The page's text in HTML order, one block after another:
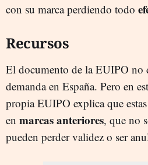
con su marca perdiendo todo
Recursos
El documento de la EUIPO no
demanda en España. Pero en
propia EUIPO explica que estas
en marcas anteriores, que no
pueden perder validez o ser